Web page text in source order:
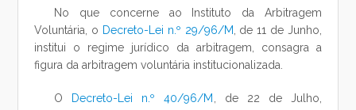
No que concerne ao Instituto da Arbitragem
Voluntária, o Decreto-Lei n.º 29/96/M , de 11 de Junho,
institui o regime jurídico da arbitragem, consagra a
figura da arbitragem voluntária institucionalizada.
O Decreto-Lei n.º 40/96/M
, de 22 de Julho,